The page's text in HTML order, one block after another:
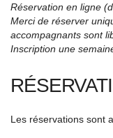
Réservation en ligne
Merci de réserver
accompagnants sont
Inscription une
Les réservations sont